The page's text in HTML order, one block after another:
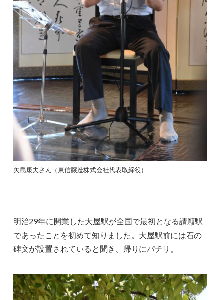
矢島康夫さん（東信醸造株式会社代表取締役）
明治29年に開業した大屋駅が全国で最初となる請願駅
であったことを初めて知りました。大屋駅前には石の
碑文が設置されていると聞き、帰りにパチリ。